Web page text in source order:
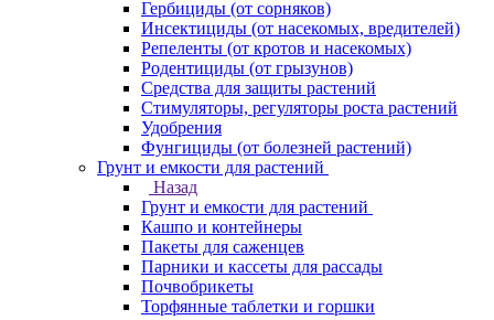
Гербициды (от сорняков)
Инсектициды (от насекомых, вредителей)
Репеленты (от кротов и насекомых)
Родентициды (от грызунов)
Средства для защиты растений
Стимуляторы, регуляторы роста растений
Удобрения
Фунгициды (от болезней растений)
Грунт и емкости для растений
Назад
Грунт и емкости для растений
Кашпо и контейнеры
Пакеты для саженцев
Парники и кассеты для рассады
Почвобрикеты
Торфянные таблетки и горшки